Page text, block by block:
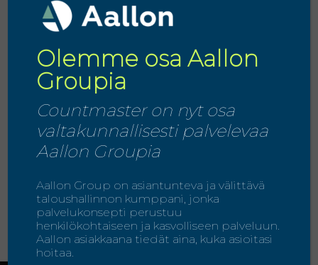
Kasvuyrityksen johtamisen haasteet
Ajatus tämän artikkelin kirjoittamiseen on
tullut käytännön tarpeesta ottaa
käyttöön riittävän ennakoiva malli
LUE LISÄÄ
Olemme osa Aallon
Groupia
Countmaster on nyt osa
valtakunnallisesti palvelevaa
Aallon Groupia
Aallon Group on asiantunteva ja välittävä
taloushallinnon kumppani, jonka
palvelukonsepti perustuu
henkilökohtaiseen ja kasvolliseen palveluun.
Aallon asiakkaana tiedät aina, kuka asioitasi
hoitaa.